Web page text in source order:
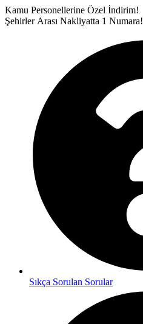
İçeriğe
atla
Kamu Personellerine Özel İndirim!
Şehirler Arası Nakliyatta 1 Numara!
Sıkça Sorulan Sorular